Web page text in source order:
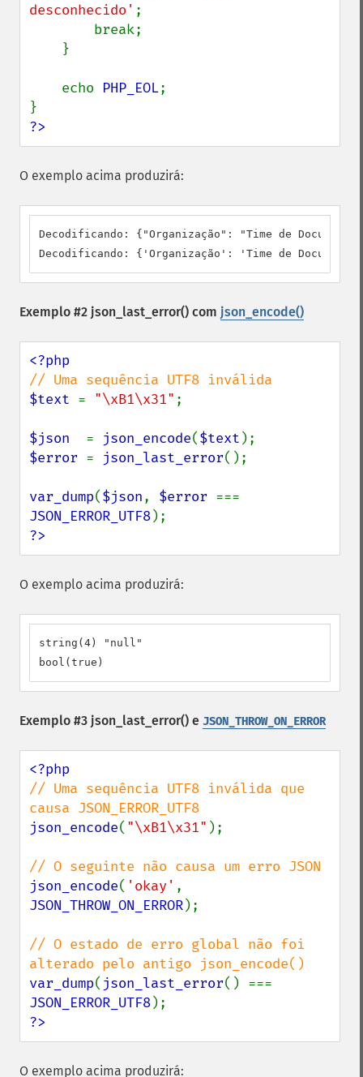
desconhecido' ;
    echo
PHP_EOL;
?>
O exemplo acima produzirá:
Decodificando: {"Organização": "Time de
Decodificando: {'Organização': 'Time de
Exemplo #2 json_last_error() com json_encode()
$text = "\xB1\x31" ;
$json = json_encode($text
$error = json_last_error();
var_dump($json, $error
JSON_ERROR_UTF8
?>
O exemplo acima produzirá:
string(4) "null"
bool(true)
Exemplo #3 json_last_error() e JSON_THROW_ON_ERROR
// Uma sequência UTF8 inválida que
json_encode( "\xB1\x31" );
json_encode( 'okay'
JSON_THROW_ON_ERROR);
// O estado de erro global não foi
var_dump( json_last_error
JSON_ERROR_UTF8
?>
O exemplo acima produzirá: